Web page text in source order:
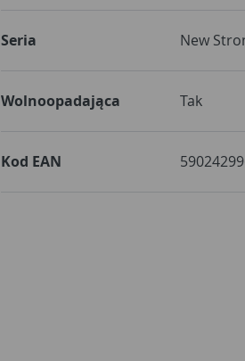
Seria New
Wolnoopadająca Tak
Kod EAN